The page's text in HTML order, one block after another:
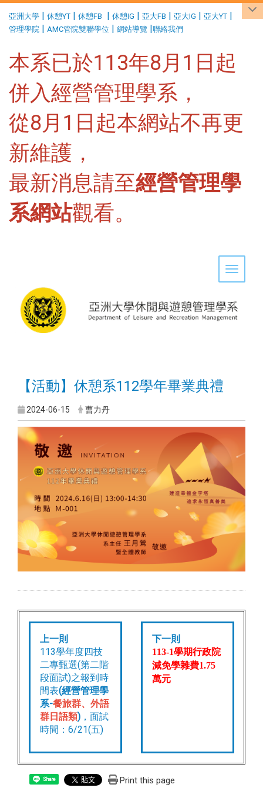
亞洲大學 | 休憩YT | 休憩FB | 休憩IG | 亞大FB | 亞大IG | 亞大YT |
管理學院 | AMC管院雙聯學位 | 網站導覽 |聯絡我們
本系已於113年8月1日起
併入經營管理學系，
從8月1日起本網站不再更
新維護，
最新消息請至經營管理學
系網站觀看。
Toggle
【活動】休憩系112學年畢業典禮
2024-06-15 曹力丹
上一則
113學年度四技
二專甄選(第二階
段面試)之報到時
間表(經營管理學
系-餐旅群、外語
群日語類) ，面試
時間：6/21(五)
下一則
113-1學期行政院
減免學雜費1.75
萬元
Share Print this page